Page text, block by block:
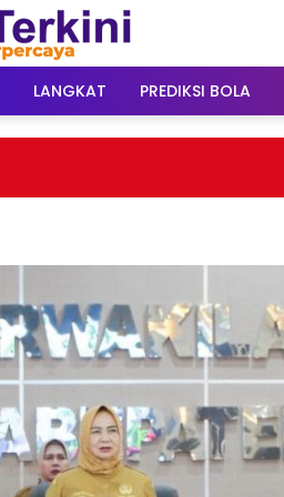
LANGKAT PREDIKSI BOLA